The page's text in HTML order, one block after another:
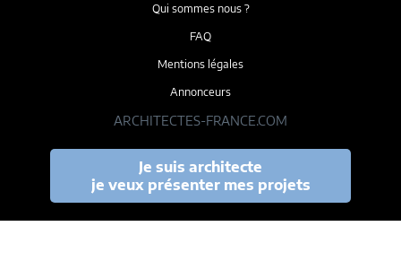
Qui sommes nous ?
FAQ
Mentions légales
Annonceurs
ARCHITECTES-FRANCE.COM
Je suis architecte
je veux présenter mes projets